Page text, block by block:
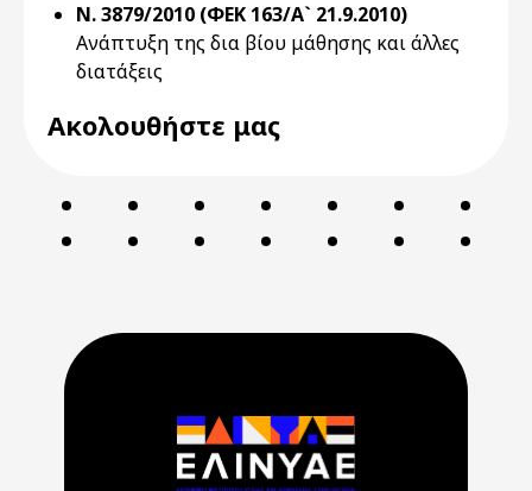
Ν. 3879/2010 (ΦΕΚ 163/Α` 21.9.2010)
Ανάπτυξη της δια βίου μάθησης και άλλες
διατάξεις
Ακολουθήστε μας